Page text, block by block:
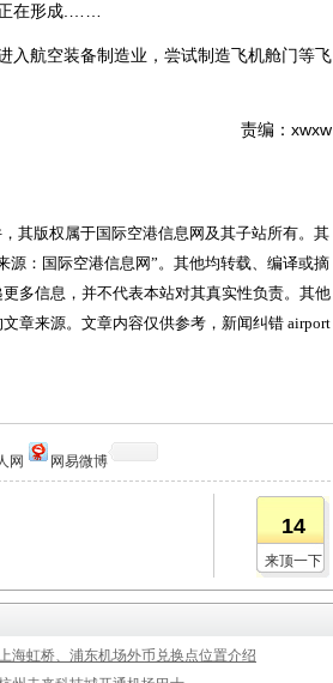
在形成.……
航空装备制造业，尝试制造飞机舱门等飞
责编：xwxw
版权属于国际空港信息网及其子站所有。其
源：国际空港信息网”。其他均转载、编译或摘
多信息，并不代表本站对其真实性负责。其他
章来源。文章内容仅供参考，新闻纠错 airport
网 网易微博
14
来顶一下
海虹桥、浦东机场外币兑换点位置介绍